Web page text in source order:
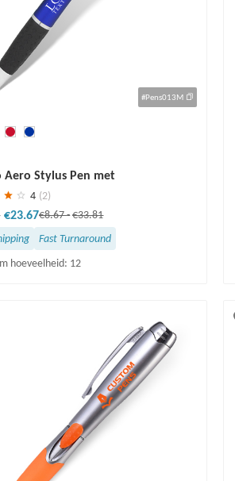
#Pens013M
Aero Stylus Pen met
en LED-licht
4 (2)
€23.67€8.67-€33.81
Fast Turnaround
hoeveelheid: 12